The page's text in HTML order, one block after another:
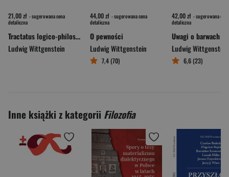
21,00 zł - sugerowana cena
detaliczna
Tractatus logico-philosophicus
Ludwig Wittgenstein
44,00 zł - sugerowana cena
detaliczna
O pewności
Ludwig Wittgenstein
7,4 (70)
42,00 zł - sugerowana cena
detaliczna
Uwagi o barwach
Ludwig Wittgenstein
6,6 (23)
Inne książki z kategorii Filozofia